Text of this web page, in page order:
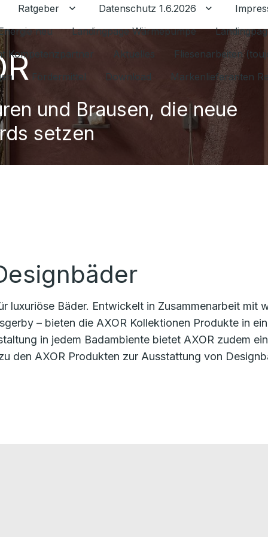
Ratgeber Untermenü für Ratgeber umschalten
Datenschutz 1.6.2026 Untermenü
neu
Landingpage Wärmepumpe
Kompetenzpartner
Aktuelles
Fliesenarbeiten
Fördermittel Download Markenlieferanten
und Brausen, die neue
setzen
Bäder. Entwickelt in Zusammenarbeit mit
– bieten die AXOR Kollektionen Produkte in
in jedem Badambiente bietet AXOR zudem
den AXOR Produkten zur Ausstattung von